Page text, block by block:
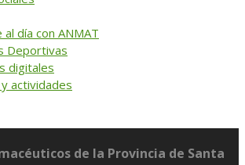
al día con ANMAT
Deportivas
digitales
actividades
de la Provincia de Santa